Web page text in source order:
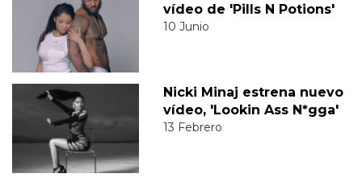
vídeo de 'Pills N Potions'
10 Junio
Nicki Minaj estrena nuevo
vídeo, 'Lookin Ass N*gga'
13 Febrero